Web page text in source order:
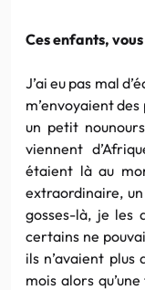
Ces enfants,
J’ai eu pas mal
m’envoyaient
un petit
viennent
étaient là au
extraordinaire,
gosses-là, je les
certains ne
ils n’avaient plus
mois alors